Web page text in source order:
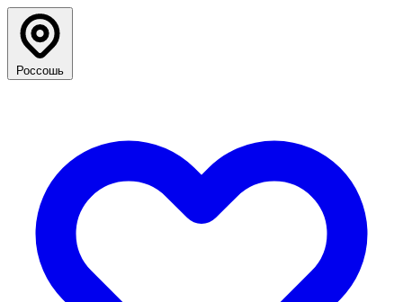
Россошь